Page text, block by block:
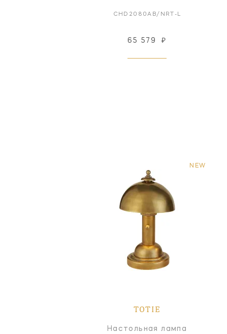
CHD2080AB/NRT-L
65 579 ₽
NEW
TOTIE
Настольная лампа